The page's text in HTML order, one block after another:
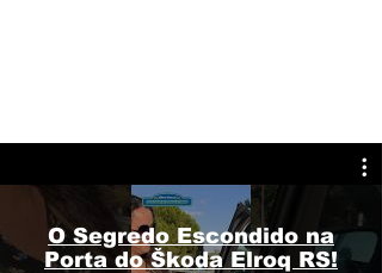
O Segredo Escondido na
Porta do Škoda Elroq RS!